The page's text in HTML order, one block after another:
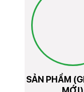
SẢN PHẨM